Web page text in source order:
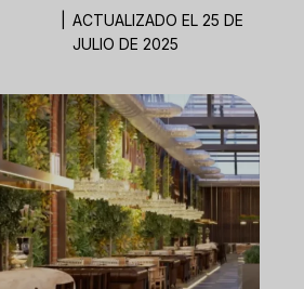
ACTUALIZADO EL 25 DE
JULIO DE 2025